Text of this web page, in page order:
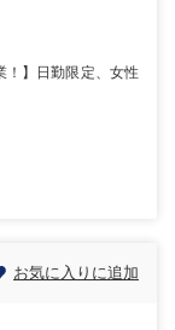
！】日勤限定、女性
お気に入りに追加